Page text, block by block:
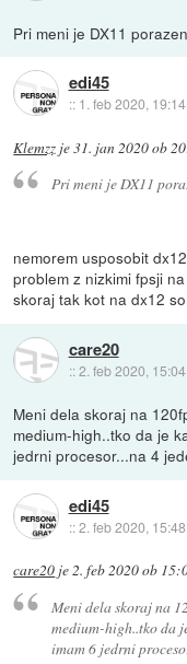
Pri meni je DX11
edi45
:: 1. feb 2020, 19:14
Klemzz je31. jan 2020 ob
Pri meni je DX11
nemorem usposobit
problem z nizkimi fpsji
skoraj tak kot na dx12
care20
::2. feb 2020, 15:04
Meni dela skoraj na
medium-high..tko da je
jedrni procesor...na 4
edi45
::2. feb 2020, 15:48
care20 je2. feb 2020 ob
Meni dela skoraj na
medium-high..tko da
imam 6 jedrni